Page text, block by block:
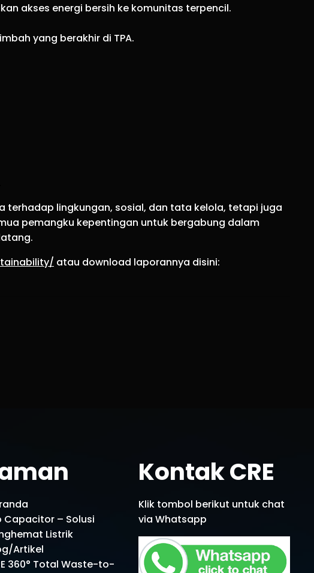
akses energi bersih ke komunitas terpencil.
yang berakhir di TPA.
terhadap lingkungan, sosial, dan tata kelola, tetapi juga
pemangku kepentingan untuk bergabung dalam
atau download laporannya disini:
Capacitor – Solusi
Listrik
Artikel
360° Total Waste-to-
Kontak CRE
Klik tombol berikut untuk chat
via Whatsapp